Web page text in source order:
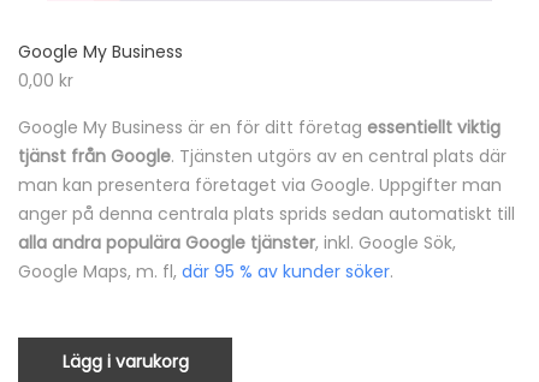
Google My Business
0,00 kr
Google My Business är en för ditt företag essentiellt viktig
tjänst från Google. Tjänsten utgörs av en central plats där
man kan presentera företaget via Google. Uppgifter man
anger på denna centrala plats sprids sedan automatiskt till
alla andra populära Google tjänster, inkl. Google Sök,
Google Maps, m. fl, där 95 % av kunder söker.
Lägg i varukorg